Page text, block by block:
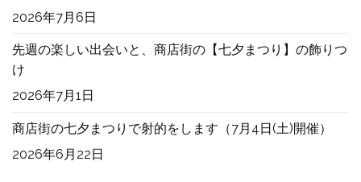
2026年7月6日
先週の楽しい出会いと、商店街の【七夕まつり】の飾りつ
け
2026年7月1日
商店街の七夕まつりで射的をします（7月4日(土)開催）
2026年6月22日